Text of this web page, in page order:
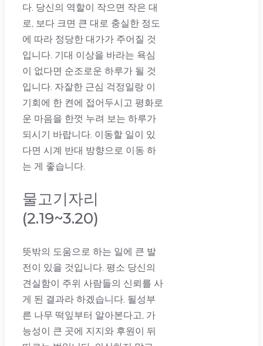
다. 당신의 역할이 작으면 작은 대
로, 보다 크면 큰 대로 충실한 정도
에 따라 정당한 대가가 주어질 것
입니다. 기대 이상을 바라는 욕심
이 없다면 순조로운 하루가 될 것
입니다. 자잘한 근심 걱정일랑 이
기회에 한 켠에 접어두시고 평화로
운 마음을 한껏 누려 보는 하루가
되시기 바랍니다. 이동할 일이 있
다면 시계 반대 방향으로 이동 하
는 게 좋습니다.
물고기자리
(2.19~3.20)
뜻밖의 도움으로 하는 일에 큰 발
전이 있을 것입니다. 평소 당신의
견실함이 주위 사람들의 신뢰를 사
게 된 결과라 하겠습니다. 될성부
른 나무 떡잎부터 알아본다고, 가
능성이 큰 곳에 지지와 후원이 뒤